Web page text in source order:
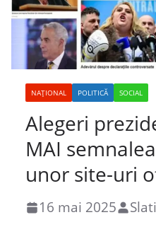
NAȚIONAL POLITICĂ SOCIAL
Alegeri
MAI
unor site-uri
16 mai 2025